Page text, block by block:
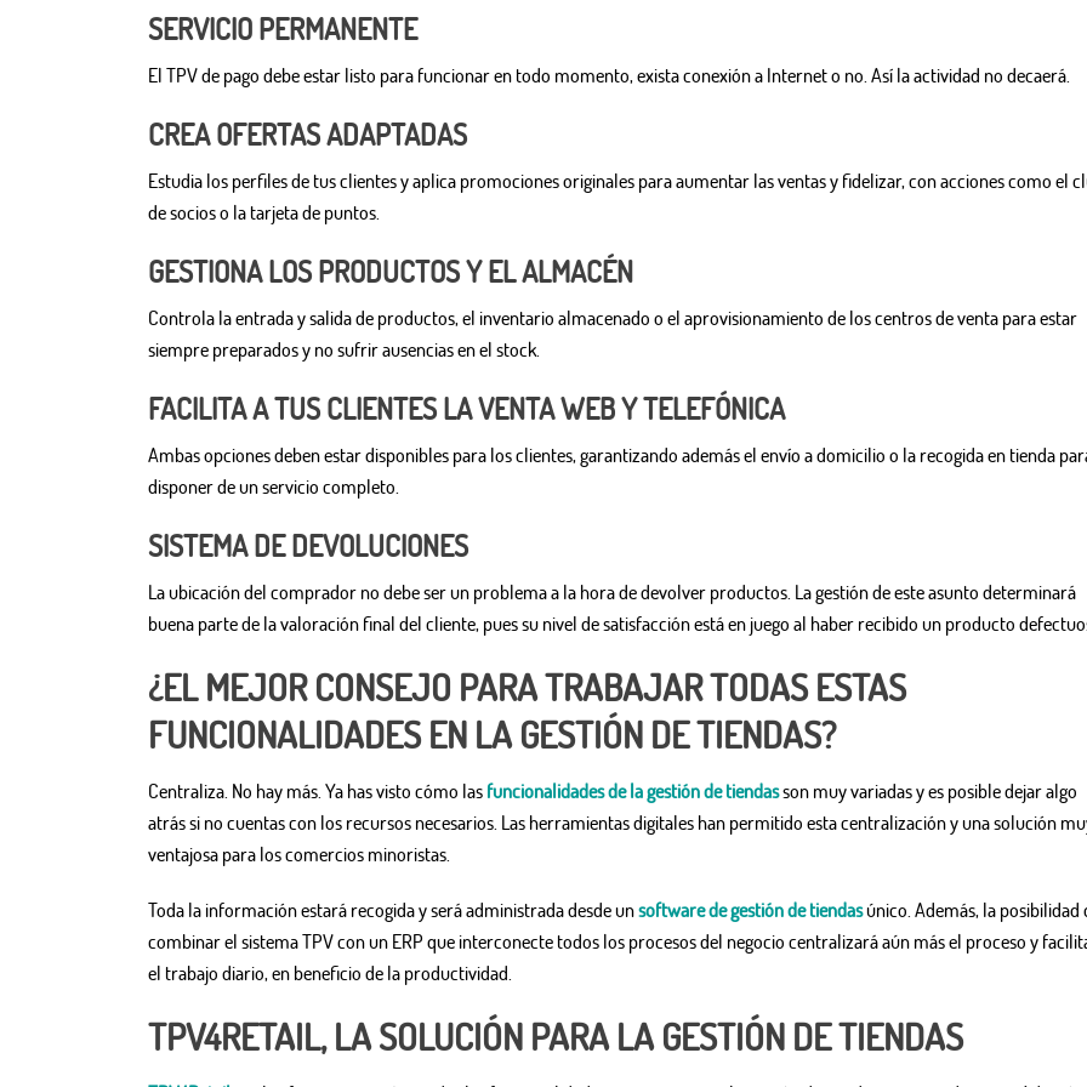
SERVICIO PERMANENTE
El TPV de pago debe estar listo para funcionar en todo momento, exista conexión a Internet o no. Así la actividad no decaerá.
CREA OFERTAS ADAPTADAS
Estudia los perfiles de tus clientes y aplica promociones originales para aumentar las ventas y fidelizar, con acciones como el
de socios o la tarjeta de puntos.
GESTIONA LOS PRODUCTOS Y EL ALMACÉN
Controla la entrada y salida de productos, el inventario almacenado o el aprovisionamiento de los centros de venta para estar
siempre preparados y no sufrir ausencias en el stock.
FACILITA A TUS CLIENTES LA VENTA WEB Y TELEFÓNICA
Ambas opciones deben estar disponibles para los clientes, garantizando además el envío a domicilio o la recogida en tienda
disponer de un servicio completo.
SISTEMA DE DEVOLUCIONES
La ubicación del comprador no debe ser un problema a la hora de devolver productos. La gestión de este asunto determinará
buena parte de la valoración final del cliente, pues su nivel de satisfacción está en juego al haber recibido un producto
¿EL MEJOR CONSEJO PARA TRABAJAR TODAS ESTAS
FUNCIONALIDADES EN LA GESTIÓN DE TIENDAS?
Centraliza. No hay más. Ya has visto cómo las funcionalidades de la gestión de tiendasson muy variadas y es posible dejar algo
atrás si no cuentas con los recursos necesarios. Las herramientas digitales han permitido esta centralización y una solución
ventajosa para los comercios minoristas.
Toda la información estará recogida y será administrada desde unsoftware de gestión de tiendasúnico. Además, la posibilidad
combinar el sistema TPV con un ERP que interconecte todos los procesos del negocio centralizará aún más el proceso y
el trabajo diario, en beneficio de la productividad.
TPV4RETAIL, LA SOLUCIÓN PARA LA GESTIÓN DE TIENDAS